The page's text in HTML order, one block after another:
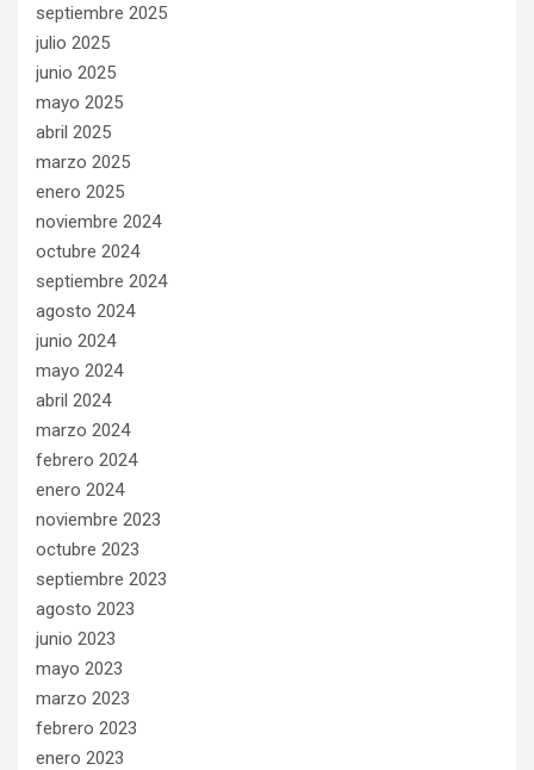
septiembre 2025
julio 2025
junio 2025
mayo 2025
abril 2025
marzo 2025
enero 2025
noviembre 2024
octubre 2024
septiembre 2024
agosto 2024
junio 2024
mayo 2024
abril 2024
marzo 2024
febrero 2024
enero 2024
noviembre 2023
octubre 2023
septiembre 2023
agosto 2023
junio 2023
mayo 2023
marzo 2023
febrero 2023
enero 2023